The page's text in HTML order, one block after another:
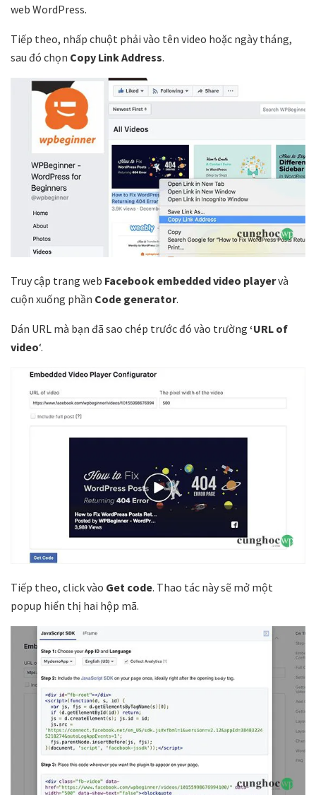
web WordPress.
Tiếp theo, nhấp chuột phải vào tên video hoặc ngày tháng,
sau đó chọn Copy Link Address.
Truy cập trang web Facebook embedded video playervà
cuộn xuống phần Code generator.
Dán URL mà bạn đã sao chép trước đó vào trường ‘URL of
video‘.
Tiếp theo, click vào Get code. Thao tác này sẽ mở một
popup hiển thị hai hộp mã.